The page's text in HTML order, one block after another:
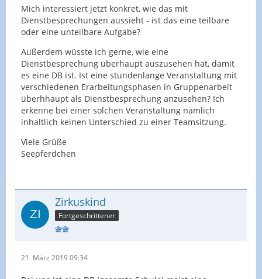
Mich interessiert jetzt konkret, wie das mit
Dienstbesprechungen aussieht - ist das eine teilbare
oder eine unteilbare Aufgabe?
Außerdem wüsste ich gerne, wie eine
Dienstbesprechung überhaupt auszusehen hat, damit
es eine DB ist. Ist eine stundenlange Veranstaltung mit
verschiedenen Erarbeitungsphasen in Gruppenarbeit
überhhaupt als Dienstbesprechung anzusehen? Ich
erkenne bei einer solchen Veranstaltung nämlich
inhaltlich keinen Unterschied zu einer Teamsitzung.
Viele Grüße
Seepferdchen
Zirkuskind
Fortgeschrittener
21. März 2019 09:34